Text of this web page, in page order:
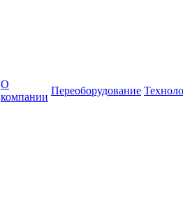
О
компании
Переоборудование